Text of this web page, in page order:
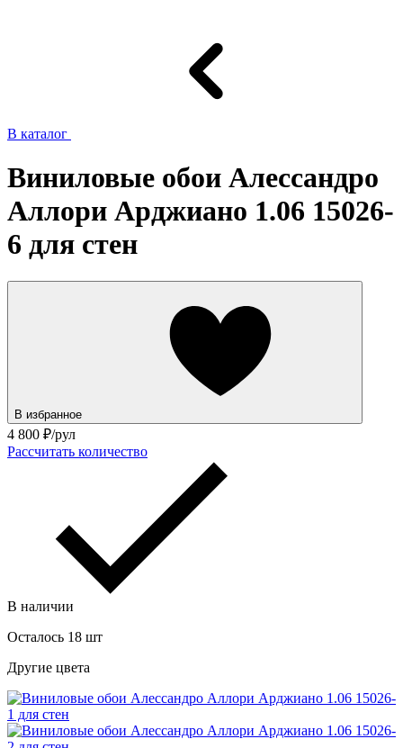
В каталог
Виниловые обои Алессандро
Аллори Арджиано 1.06 15026-
6 для стен
В избранное
4 800 ₽/рул
Рассчитать количество
В наличии
Осталось 18 шт
Другие цвета